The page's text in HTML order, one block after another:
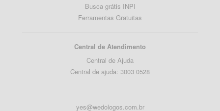
Busca grátis INPI
Ferramentas Gratuitas
Central de Atendimento
Central de Ajuda
Central de ajuda: 3003 0528
yes@wedologos.com.br